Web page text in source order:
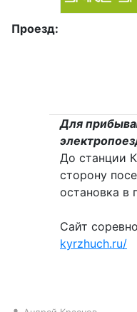
Проезд:
Для
До станции
сторону
остановка в
Сайт
kyrzhuch.ru/